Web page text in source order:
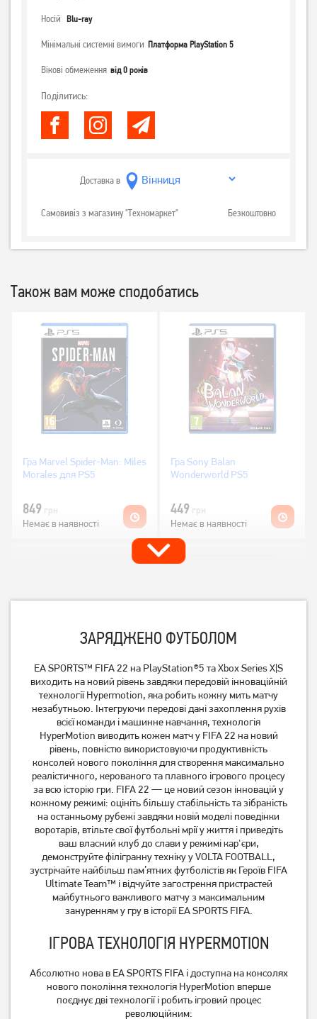
Носій Blu-ray
Мінімальні системні вимоги Платформа PlayStation 5
Вікові обмеження від 0 років
Поділитись:
Доставка в
Самовивіз з магазину "Техномаркет" Безкоштовно
Також вам може сподобатись
Гра Marvel Spider-Man: Miles
Morales для PS5
849
Немає в наявності
Гра Sony Balan
Wonderworld PS5
449
Немає в наявності
Гра Sony Demons Souls
Remake PS5
949 грн
Немає в наявності
Гра Sony Hitman 3 PS5
1 049 грн
Немає в наявності
1 649грн
Немає в наявності
Adventure для PS5
1 049грн
Немає в наявності
ЗАРЯДЖЕНО ФУТБОЛОМ
EA SPORTS™ FIFA 22 на PlayStation®5 та Xbox Series X|S
виходить на новий рівень завдяки передовій інноваційній
технології Hypermotion, яка робить кожну мить матчу
незабутньою. Інтегруючи передові дані захоплення рухів
всієї команди і машинне навчання, технологія
HyperMotion виводить кожен матч у FIFA 22 на новий
рівень, повністю використовуючи продуктивність
консолей нового покоління для створення максимально
реалістичного, керованого та плавного ігрового процесу
за всю історію гри. FIFA 22 — це новий сезон інновацій у
кожному режимі: оцініть більшу стабільність та зібраність
на останньому рубежі завдяки новій моделі поведінки
воротарів, втільте свої футбольні мрії у життя і приведіть
ваш власний клуб до слави у режимі кар'єри,
демонструйте філігранну техніку у VOLTA FOOTBALL,
зустрічайте найбільш пам’ятних футболістів як Героїв FIFA
Ultimate Team™ і відчуйте загострення пристрастей
майбутнього важливого матчу з максимальним
зануренням у гру в історії EA SPORTS FIFA.
ІГРОВА ТЕХНОЛОГІЯ HYPERMOTION
Абсолютно нова в EA SPORTS FIFA і доступна на консолях
нового покоління технологія HyperMotion вперше
поєднує дві технології і робить ігровий процес
революційним: